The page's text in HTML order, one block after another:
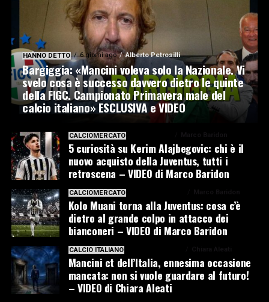
HANNO DETTO 6 giorni ago Alberto Petrosilli
Bargiggia: «Mancini voleva solo la Nazionale. Vi
svelo cosa è successo davvero dietro le quinte
della FIGC. Campionato Primavera male del
calcio italiano» ESCLUSIVA e VIDEO
CALCIOMERCATO
5 curiosità su Kerim Alajbegovic: chi è il
nuovo acquisto della Juventus, tutti i
retroscena – VIDEO di Marco Baridon
CALCIOMERCATO
Kolo Muani torna alla Juventus: cosa c’è
dietro al grande colpo in attacco dei
bianconeri – VIDEO di Marco Baridon
CALCIO ITALIANO
Mancini ct dell’Italia, ennesima occasione
mancata: non si vuole guardare al futuro!
– VIDEO di Chiara Aleati